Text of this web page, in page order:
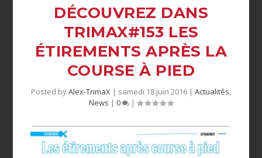
DÉCOUVREZ DANS
TRIMAX#153 LES
ÉTIREMENTS APRÈS LA
COURSE À PIED
Posted byAlex-TrimaX | samedi 18 juin 2016 | Actualités,
News | 0 |